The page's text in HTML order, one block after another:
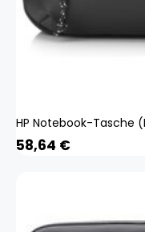
HP Notebook-Tasche
58,64 €